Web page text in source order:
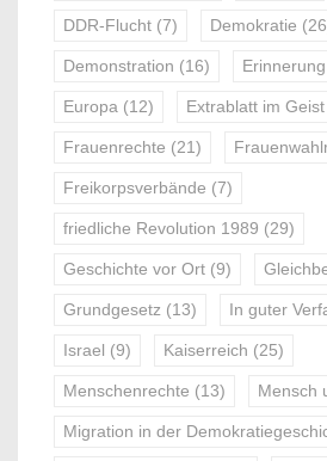
DDR-Flucht (7) Demokratie
Demonstration (16) Erinnerung
Europa (12) Extrablatt im
Frauenrechte (21)
Freikorpsverbände (7)
friedliche Revolution 1989 (29)
Geschichte vor Ort (9)
Grundgesetz (13) In guter
Israel (9) Kaiserreich (25)
Menschenrechte (13) Mensch
Migration in der